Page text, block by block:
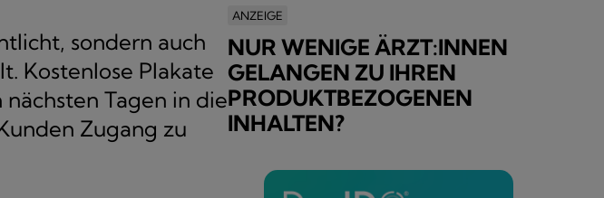
sondern auch
Kostenlose Plakate
Tagen in die
Zugang zu
ANZEIGE
NUR WENIGE ÄRZT:INNEN
GELANGEN ZU IHREN
PRODUKTBEZOGENEN
INHALTEN?